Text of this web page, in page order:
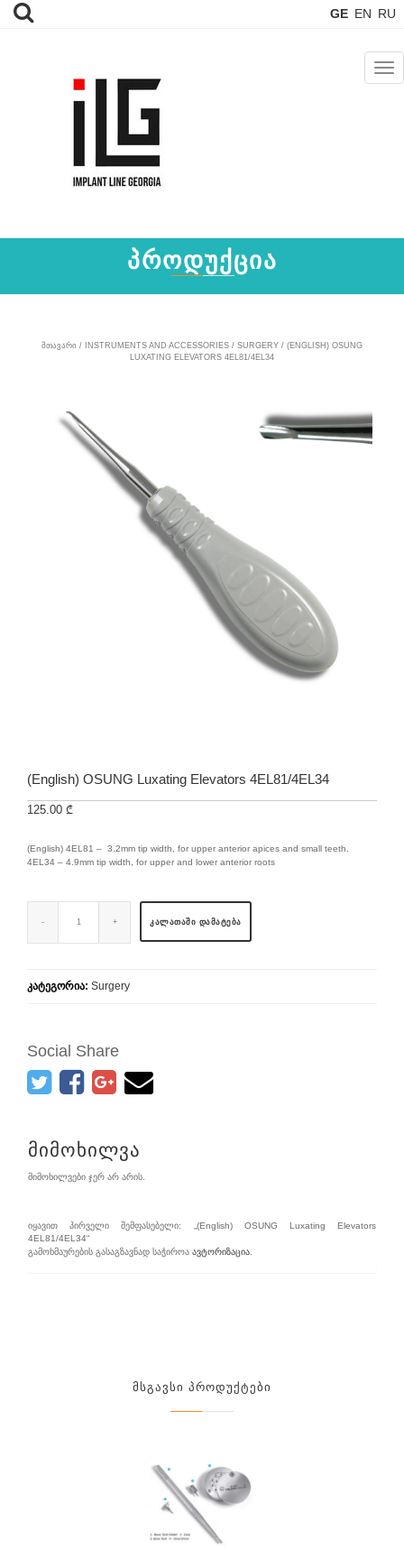
GE EN RU
ᲞᲠᲝᲓᲣᲥᲪᲘᲐ
ᲛᲗᲐᲕᲐᲠᲘ / INSTRUMENTS AND ACCESSORIES / SURGERY / (ENGLISH) OSUNG
LUXATING ELEVATORS 4EL81/4EL34
(English) OSUNG Luxating Elevators 4EL81/4EL34
125.00 ₾
(English) 4EL81 – 3.2mm tip width, for upper anterior apices and small teeth.
4EL34 – 4.9mm tip width, for upper and lower anterior roots
ᲙᲐᲚᲐᲗᲐᲨᲘ ᲓᲐᲛᲐᲢᲔᲑᲐ
კატეგორია: Surgery
Social Share
მიმოხილვა
მიმოხილვები ჯერ არ არის.
იყავით პირველი შემფასებელი: „(English) OSUNG Luxating Elevators
4EL81/4EL34“
გამოხმაურების გასაგზავნად საჭიროა ავტორიზაცია
Მსგავსი Პროდუქტები